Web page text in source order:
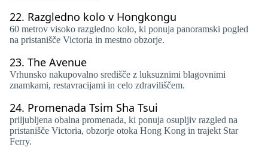
22. Razgledno kolo v Hongkongu
60 metrov visoko razgledno kolo, ki ponuja panoramski pogled
na pristanišče Victoria in mestno obzorje.
23. The Avenue
Vrhunsko nakupovalno središče z luksuznimi blagovnimi
znamkami, restavracijami in celo zdraviliščem.
24. Promenada Tsim Sha Tsui
priljubljena obalna promenada, ki ponuja osupljiv razgled na
pristanišče Victoria, obzorje otoka Hong Kong in trajekt Star
Ferry.